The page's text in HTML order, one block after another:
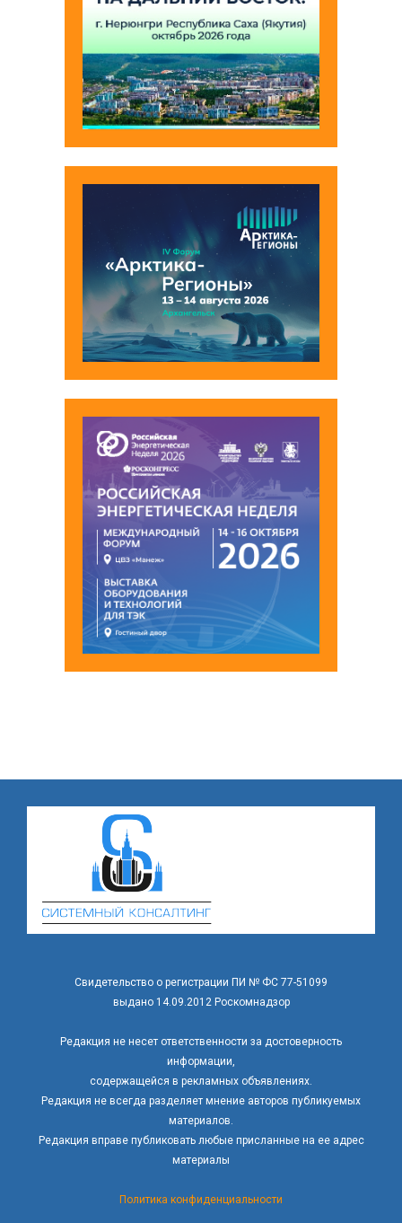
Свидетельство о регистрации ПИ № ФС 77-51099
выдано 14.09.2012 Роскомнадзор
Редакция не несет ответственности за достоверность
информации,
содержащейся в рекламных объявлениях.
Редакция не всегда разделяет мнение авторов публикуемых
материалов.
Редакция вправе публиковать любые присланные на ее адрес
материалы
Политика конфиденциальности